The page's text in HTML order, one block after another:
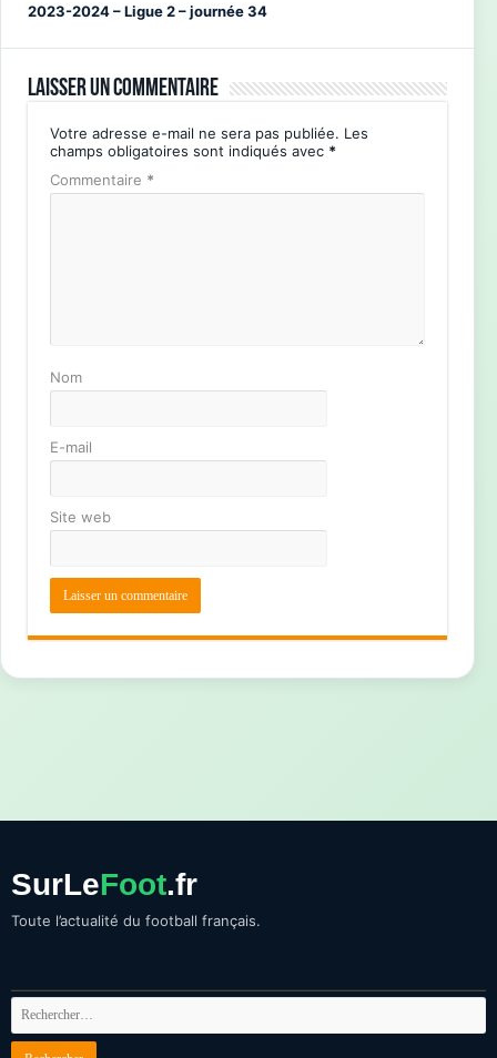
2023-2024 – Ligue 2 – journée 34
Laisser un commentaire
Votre adresse e-mail ne sera pas publiée. Les
champs obligatoires sont indiqués avec *
Commentaire *
Nom
E-mail
Site web
SurLeFoot.fr
Toute l’actualité du football français.